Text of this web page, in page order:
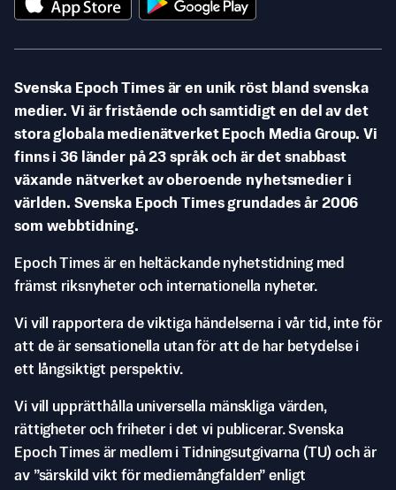
Svenska Epoch Times är en unik röst bland svenska
medier. Vi är fristående och samtidigt en del av det
stora globala medienätverket Epoch Media Group. Vi
finns i 36 länder på 23 språk och är det snabbast
växande nätverket av oberoende nyhetsmedier i
världen. Svenska Epoch Times grundades år 2006
som webbtidning.
Epoch Times är en heltäckande nyhetstidning med
främst riksnyheter och internationella nyheter.
Vi vill rapportera de viktiga händelserna i vår tid, inte för
att de är sensationella utan för att de har betydelse i
ett långsiktigt perspektiv.
Vi vill upprätthålla universella mänskliga värden,
rättigheter och friheter i det vi publicerar. Svenska
Epoch Times är medlem i Tidningsutgivarna (TU) och är
av ”särskild vikt för mediemångfalden” enligt